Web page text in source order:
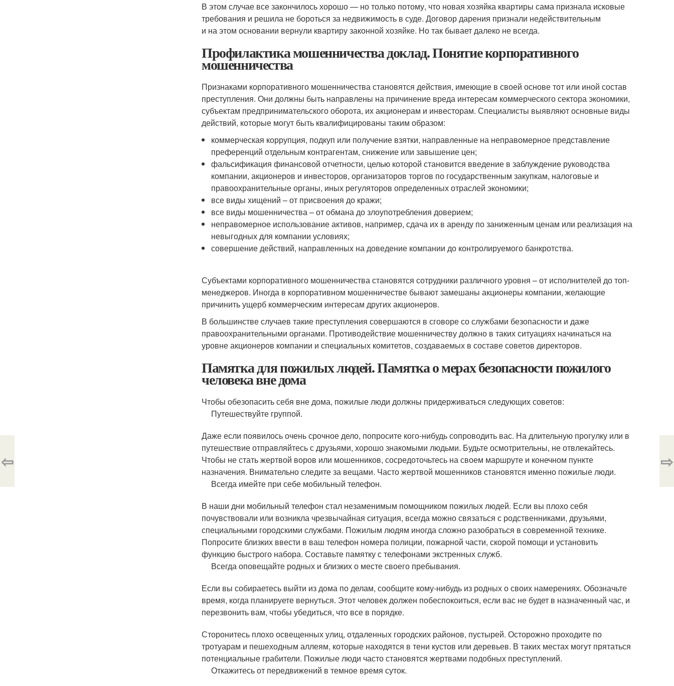
В этом случае все закончилось хорошо — но только потому, что новая хозяйка квартиры сама признала исковые
требования и решила не бороться за недвижимость в суде. Договор дарения признали недействительным
и на этом основании вернули квартиру законной хозяйке. Но так бывает далеко не всегда.
Профилактика мошенничества доклад. Понятие корпоративного
мошенничества
Признаками корпоративного мошенничества становятся действия, имеющие в своей основе тот или иной состав
преступления. Они должны быть направлены на причинение вреда интересам коммерческого сектора экономики,
субъектам предпринимательского оборота, их акционерам и инвесторам. Специалисты выявляют основные виды
действий, которые могут быть квалифицированы таким образом:
коммерческая коррупция, подкуп или получение взятки, направленные на неправомерное представление
преференций отдельным контрагентам, снижение или завышение цен;
фальсификация финансовой отчетности, целью которой становится введение в заблуждение руководства
компании, акционеров и инвесторов, организаторов торгов по государственным закупкам, налоговые и
правоохранительные органы, иных регуляторов определенных отраслей экономики;
все виды хищений – от присвоения до кражи;
все виды мошенничества – от обмана до злоупотребления доверием;
неправомерное использование активов, например, сдача их в аренду по заниженным ценам или реализация на
невыгодных для компании условиях;
совершение действий, направленных на доведение компании до контролируемого банкротства.
Субъектами корпоративного мошенничества становятся сотрудники различного уровня – от исполнителей до топ-
менеджеров. Иногда в корпоративном мошенничестве бывают замешаны акционеры компании, желающие
причинить ущерб коммерческим интересам других акционеров.
В большинстве случаев такие преступления совершаются в сговоре со службами безопасности и даже
правоохранительными органами. Противодействие мошенничеству должно в таких ситуациях начинаться на
уровне акционеров компании и специальных комитетов, создаваемых в составе советов директоров.
Памятка для пожилых людей. Памятка о мерах безопасности пожилого
человека вне дома
Чтобы обезопасить себя вне дома, пожилые люди должны придерживаться следующих советов:
Путешествуйте группой.
Даже если появилось очень срочное дело, попросите кого-нибудь сопроводить вас. На длительную прогулку или в
путешествие отправляйтесь с друзьями, хорошо знакомыми людьми. Будьте осмотрительны, не отвлекайтесь.
Чтобы не стать жертвой воров или мошенников, сосредоточьтесь на своем маршруте и конечном пункте
назначения. Внимательно следите за вещами. Часто жертвой мошенников становятся именно пожилые люди.
Всегда имейте при себе мобильный телефон.
В наши дни мобильный телефон стал незаменимым помощником пожилых людей. Если вы плохо себя
почувствовали или возникла чрезвычайная ситуация, всегда можно связаться с родственниками, друзьями,
специальными городскими службами. Пожилым людям иногда сложно разобраться в современной технике.
Попросите близких ввести в ваш телефон номера полиции, пожарной части, скорой помощи и установить
функцию быстрого набора. Составьте памятку с телефонами экстренных служб.
Всегда оповещайте родных и близких о месте своего пребывания.
Если вы собираетесь выйти из дома по делам, сообщите кому-нибудь из родных о своих намерениях. Обозначьте
время, когда планируете вернуться. Этот человек должен побеспокоиться, если вас не будет в назначенный час, и
перезвонить вам, чтобы убедиться, что все в порядке.
Сторонитесь плохо освещенных улиц, отдаленных городских районов, пустырей. Осторожно проходите по
тротуарам и пешеходным аллеям, которые находятся в тени кустов или деревьев. В таких местах могут прятаться
потенциальные грабители. Пожилые люди часто становятся жертвами подобных преступлений.
Откажитесь от передвижений в темное время суток.
⇦ ⇨